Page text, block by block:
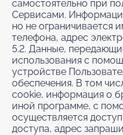
самостоятельно при
Сервисами.
но не ограничивается
телефона, адрес
5.2. Данные,
использования с
устройстве
обеспечения. В том
cookie, информация о
иной программе, с
осуществляется
доступа, адрес